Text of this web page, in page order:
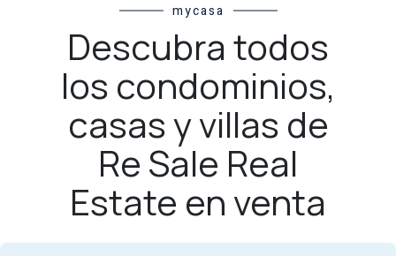
mycasa
Descubra todos
los condominios,
casas y villas de
Re Sale Real
Estate en venta